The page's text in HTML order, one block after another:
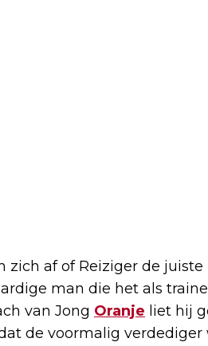
zich af of Reiziger de
man die het als
van Jong Oranje liet hij
de voormalig